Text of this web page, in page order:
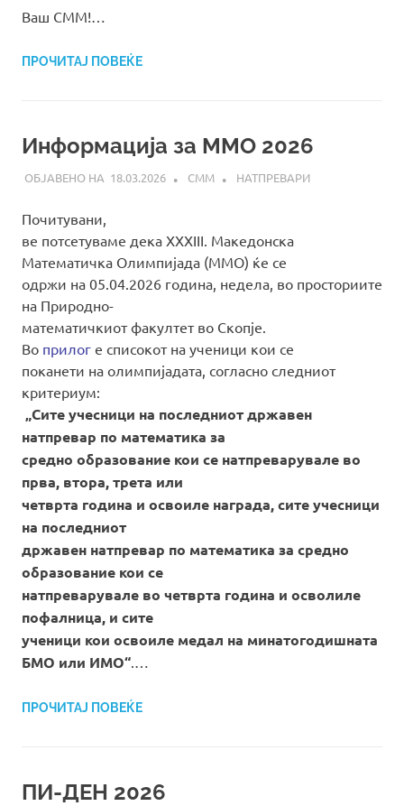
Ваш СММ!…
ПРОЧИТАЈ ПОВЕЌЕ
Информација за ММО 2026
18.03.2026 СММ НАТПРЕВАРИ
Почитувани,
ве потсетуваме дека XXXIII. Македонска
Математичка Олимпијада (ММО) ќе се
одржи на 05.04.2026 година, недела, во просториите
на Природно-
математичкиот факултет во Скопје.
Во прилог е списокот на ученици кои се
поканети на олимпијадата, согласно следниот
критериум:
„Сите учесници на последниот државен
натпревар по математика за
средно образование кои се натпреварувале во
прва, втора, трета или
четврта година и освоиле награда, сите учесници
на последниот
државен натпревар по математика за средно
образование кои се
натпреварувале во четврта година и осволиле
пофалница, и сите
ученици кои освоиле медал на минатогодишната
БМО или ИМО“
ПРОЧИТАЈ ПОВЕЌЕ
ПИ-ДЕН 2026